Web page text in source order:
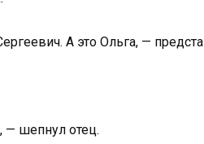
А это Ольга, —
— шепнул отец.